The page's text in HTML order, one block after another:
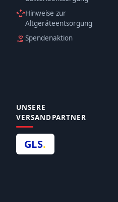
Hinweise zur
Altgeräteentsorgung
Spendenaktion
UNSERE
VERSANDPARTNER
GLS.